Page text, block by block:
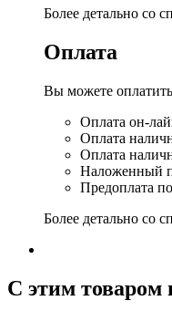
Более детально со
Оплата
Вы можете
Оплата он-
Оплата
Оплата
Наложенный
Предоплата
Более детально со
C этим товаром